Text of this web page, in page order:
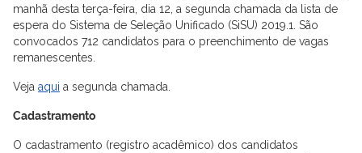
manhã desta terça-feira, dia 12, a segunda chamada da lista de
espera do Sistema de Seleção Unificado (SiSU) 2019.1. São
convocados 712 candidatos para o preenchimento de vagas
remanescentes.
Veja aqui a segunda chamada.
Cadastramento
O cadastramento (registro acadêmico) dos candidatos